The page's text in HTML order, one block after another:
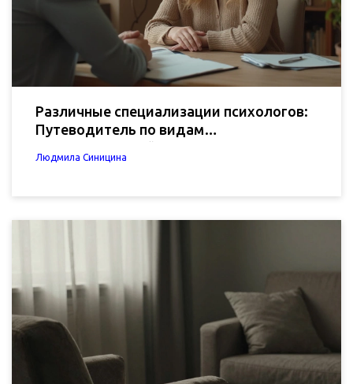
Различные специализации психологов:
Путеводитель по видам
психологической помощи
Людмила Синицина